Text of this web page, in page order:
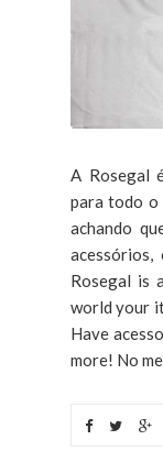
A Rosegal
para todo o
achando
Rosegal is
world your
Have
more! No